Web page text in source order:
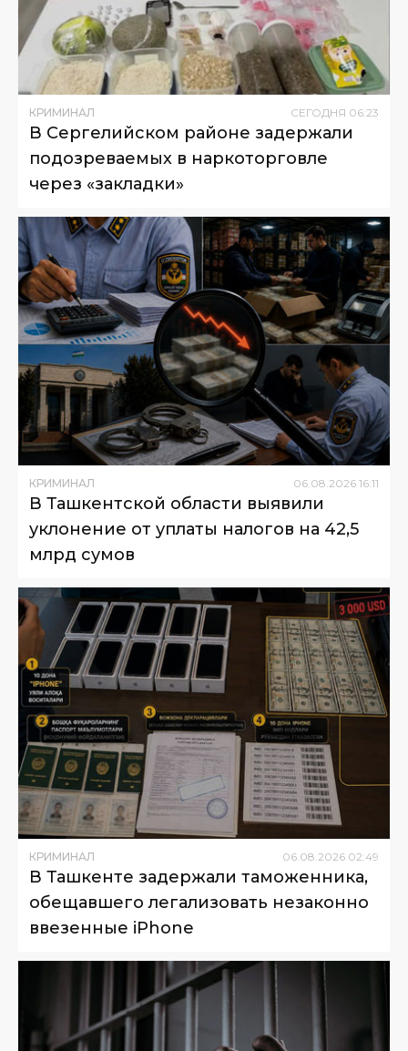
КРИМИНАЛ СЕГОДНЯ 06:23
В Сергелийском районе задержали
подозреваемых в наркоторговле
через «закладки»
КРИМИНАЛ 06 08 2026 16:11
В Ташкентской области выявили
уклонение от уплаты налогов на 42,5
млрд сумов
КРИМИНАЛ 06.08.2026 02:49
В Ташкенте задержали таможенника,
обещавшего легализовать незаконно
ввезенные iPhone